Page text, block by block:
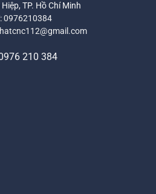
Hiệp, TP. Hồ Chí Minh
0976210384
210 384